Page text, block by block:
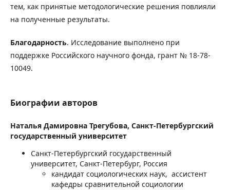
тем, как принятые методологические решения повлияли
на полученные результаты.
Благодарность. Исследование выполнено при
поддержке Российского научного фонда, грант № 18-78-
10049.
Биографии авторов
Наталья Дамировна Трегубова, Санкт-Петербургский
государственный университет
Санкт-Петербургский государственный
университет, Санкт-Петербург, Россия
кандидат социологических наук, ассистент
кафедры сравнительной социологии